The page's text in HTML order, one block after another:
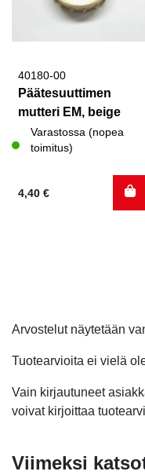
40180-00
Päätesuuttimen
mutteri EM, beige
Varastossa (nopea
toimitus)
4,40 €
Arvostelut näytetään
Tuotearvioita ei vielä
Vain kirjautuneet
voivat kirjoittaa
Viimeksi